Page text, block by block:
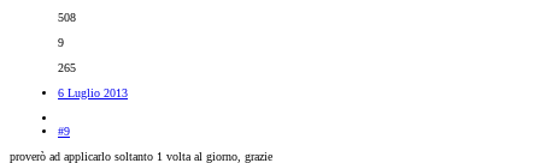
508
9
265
6 Luglio 2013
#9
proverò ad applicarlo soltanto 1 volta al giorno, grazie